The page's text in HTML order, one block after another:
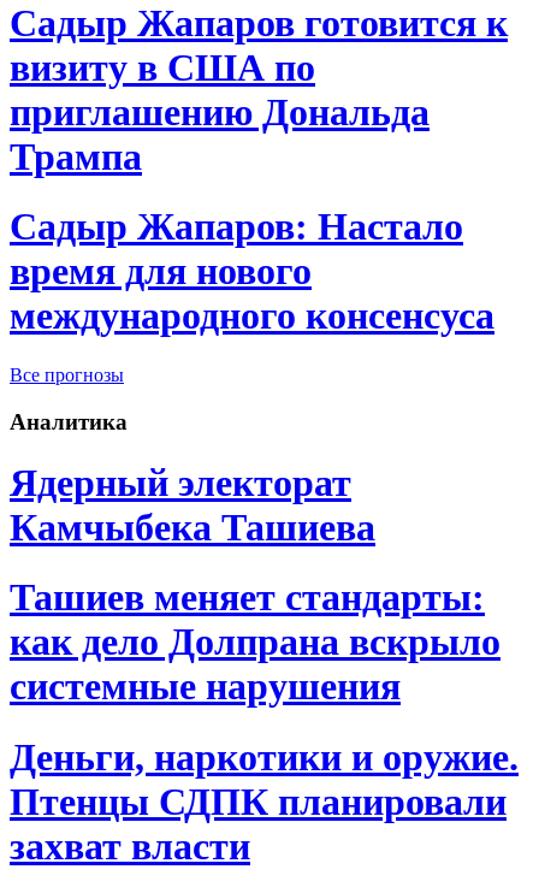
Садыр Жапаров готовится к
визиту в США по
приглашению Дональда
Трампа
Садыр Жапаров: Настало
время для нового
международного консенсуса
Все прогнозы
Аналитика
Ядерный электорат
Камчыбека Ташиева
Ташиев меняет стандарты:
как дело Долпрана вскрыло
системные нарушения
Деньги, наркотики и оружие.
Птенцы СДПК планировали
захват власти